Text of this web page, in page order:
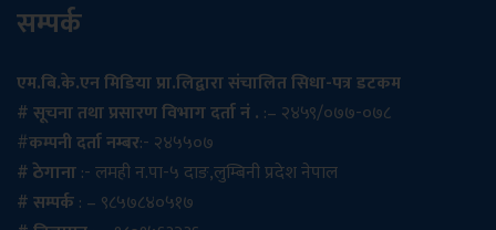
सम्पर्क
एम.बि.के.एन मिडिया प्रा.लिद्वारा संचालित सिधा-पत्र डटकम
# सूचना तथा प्रसारण विभाग दर्ता नं . :– २४५९/०७७-०७८
#कम्पनी दर्ता नम्बर:- २४५५०७
# ठेगाना:- लमही न.पा-५ दाङ,लुम्बिनी प्रदेश नेपाल
# सम्पर्क: – ९८५७८४०५१७